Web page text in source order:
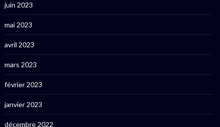
juin 2023
mai 2023
avril 2023
mars 2023
février 2023
janvier 2023
décembre 2022